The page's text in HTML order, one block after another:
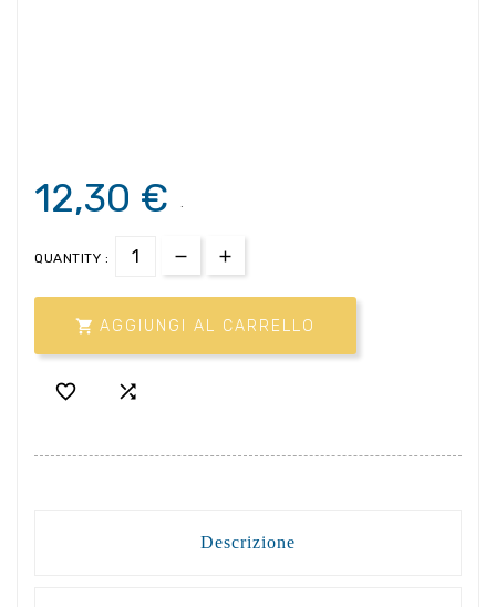
12,30 € .
QUANTITY :
 AGGIUNGI AL CARRELLO
 
Descrizione